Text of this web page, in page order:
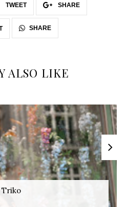
TWEET SHARE
SHARE
ALSO LIKE
Triko